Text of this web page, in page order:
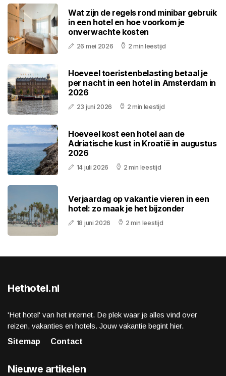
Wat zijn de regels rond minibar gebruik
in een hotel en hoe voorkom je
onverwachte kosten
26 mei 2026 2 min leestijd
Hoeveel toeristenbelasting betaal je
per nacht in een hotel in Amsterdam in
2026
23 juni 2026 2 min leestijd
Hoeveel kost een hotel aan de
Adriatische kust in Kroatië in augustus
2026
14 juli 2026 2 min leestijd
Verjaardag op vakantie vieren in een
hotel: zo maak je het bijzonder
18 juni 2026 2 min leestijd
Hethotel.nl
'Het hotel' van het internet. De plek waar je alles vind over
reizen, vakanties en hotels. Jouw vakantie begint hier.
Sitemap
Contact
Nieuwe artikelen